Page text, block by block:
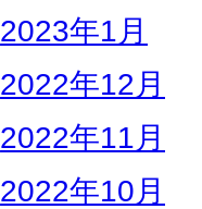
2023年1月
2022年12月
2022年11月
2022年10月